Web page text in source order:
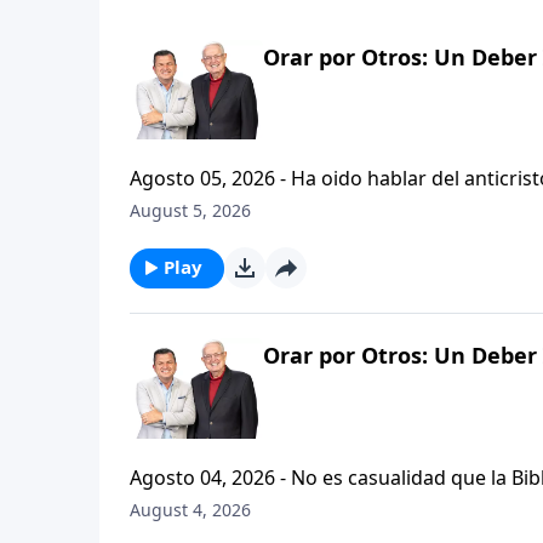
Orar por Otros: Un
Agosto 05, 2026 - Ha oido hablar del anticristo? Hoy vamos a escuchar al pastor Carlos A. Zazueta
que se refiere la Biblia cuando usa la palabra
August 5, 2026
Play
Orar por Otros: Un Deber
Agosto 04, 2026 - No es casualidad que la Biblia contenga
profetas, apostoles...de gente comun y
August 4, 2026